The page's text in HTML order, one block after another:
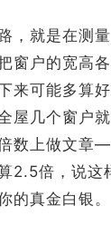
，就是在测量
窗户的宽高
来可能多算
屋几个窗户就
数上做文章
2.5倍，说这
的真金白银。